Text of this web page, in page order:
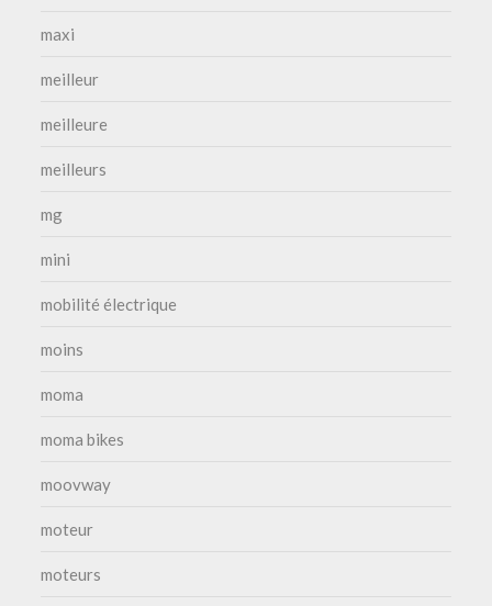
maxi
meilleur
meilleure
meilleurs
mg
mini
mobilité électrique
moins
moma
moma bikes
moovway
moteur
moteurs